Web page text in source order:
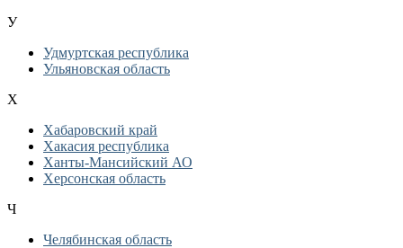
У
Удмуртская республика
Ульяновская область
Х
Хабаровский край
Хакасия республика
Ханты-Мансийский АО
Херсонская область
Ч
Челябинская область